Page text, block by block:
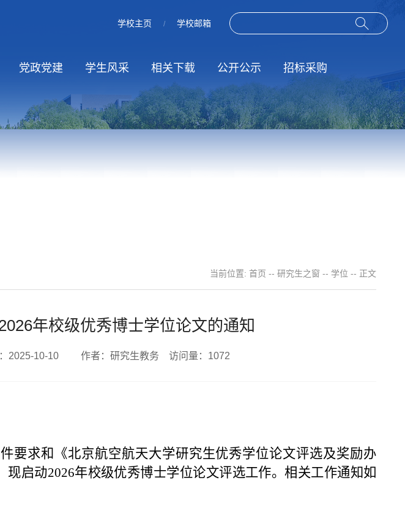
学校主页 / 学校邮箱
党政党建
党风廉政
工会活动
学生风采 相关下载
规章制度
公开公示 招标采购
招标信息
服务指南
结果公示
当前位置: 首页 -- 研究生之窗 -- 学位 -- 正文
年校级优秀博士学位论文的通知
：2025-10-10 作者：研究生教务 访问量： 1072
要求和《北京航空航天大学研究生优秀学位论文评选及奖励办
现启动2026年校级优秀博士学位论文评选工作。相关工作通知如